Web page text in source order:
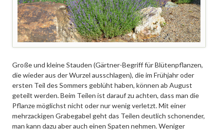
Große und kleine Stauden (Gärtner-Begriff für Blütenpflanzen,
die wieder aus der Wurzel ausschlagen), die im Frühjahr oder
ersten Teil des Sommers geblüht haben, können ab August
geteilt werden. Beim Teilen ist darauf zu achten, dass man die
Pflanze möglichst nicht oder nur wenig verletzt. Mit einer
mehrzackigen Grabegabel geht das Teilen deutlich schonender,
man kann dazu aber auch einen Spaten nehmen. Weniger